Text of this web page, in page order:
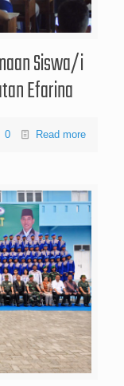
Siswa/i
Efarina
0 Read more